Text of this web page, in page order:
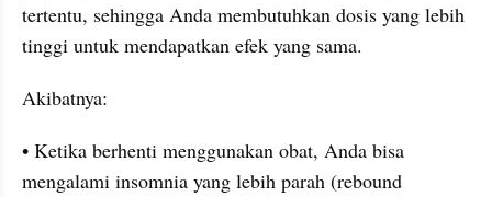
tertentu, sehingga Anda membutuhkan dosis yang lebih
tinggi untuk mendapatkan efek yang sama.
Akibatnya:
• Ketika berhenti menggunakan obat, Anda bisa
mengalami insomnia yang lebih parah (rebound